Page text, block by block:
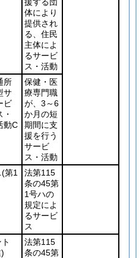
体により
提供され
る、住民
主体によ
るサービ
ス・活動
所
サ
ビ
・
動C
保健・医
療専門職
が、3～6
か月の短
期間に支
援を行う
サービ
ス・活動
(第1
法第115
条の45第
1号ハの
規定によ
るサービ
ス
法第115
条の45第